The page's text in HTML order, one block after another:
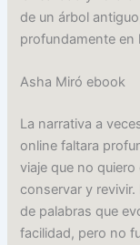
de un árbol
profundamente en
Asha Miró ebook
La narrativa a
online faltara
viaje que no
conservar y
de palabras que
facilidad, pero no